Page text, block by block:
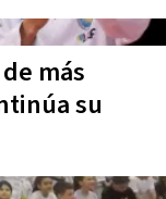
más
su